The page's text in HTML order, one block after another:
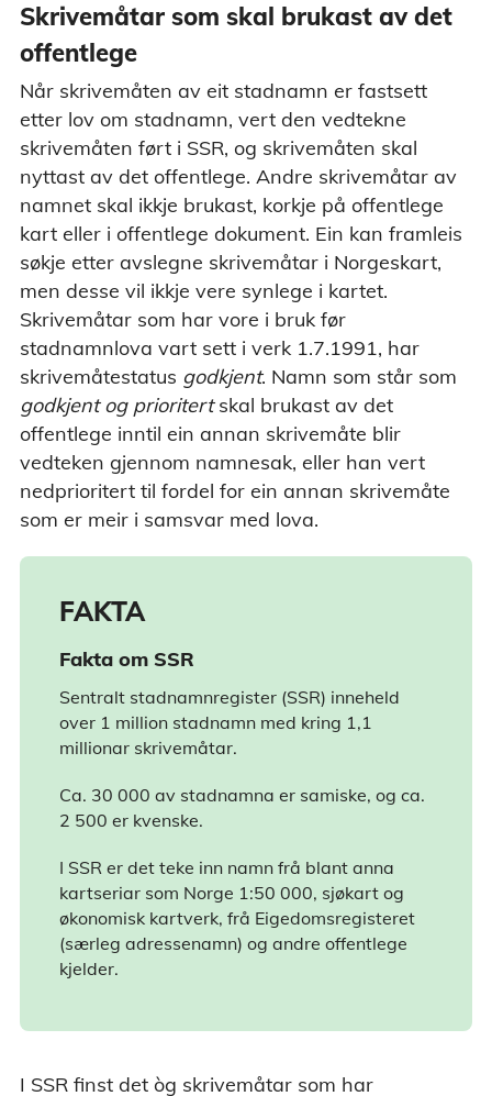
Skrivemåtar som skal brukast av det
offentlege
Når skrivemåten av eit stadnamn er fastsett
etter lov om stadnamn, vert den vedtekne
skrivemåten ført i SSR, og skrivemåten skal
nyttast av det offentlege. Andre skrivemåtar av
namnet skal ikkje brukast, korkje på offentlege
kart eller i offentlege dokument. Ein kan framleis
søkje etter avslegne skrivemåtar i Norgeskart,
men desse vil ikkje vere synlege i kartet.
Skrivemåtar som har vore i bruk før
stadnamnlova vart sett i verk 1.7.1991, har
skrivemåtestatus godkjent. Namn som står som
godkjent og prioritertskal brukast av det
offentlege inntil ein annan skrivemåte blir
vedteken gjennom namnesak, eller han vert
nedprioritert til fordel for ein annan skrivemåte
som er meir i samsvar med lova.
FAKTA
Fakta om SSR
Sentralt stadnamnregister (SSR) inneheld
over 1 million stadnamn med kring 1,1
millionar skrivemåtar.
Ca. 30 000 av stadnamna er samiske, og ca.
2 500 er kvenske.
I SSR er det teke inn namn frå blant anna
kartseriar som Norge 1:50 000, sjøkart og
økonomisk kartverk, frå Eigedomsregisteret
(særleg adressenamn) og andre offentlege
kjelder.
I SSR finst det òg skrivemåtar som har